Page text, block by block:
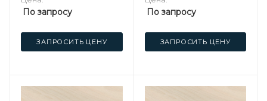
По запросу
ЗАПРОСИТЬ ЦЕНУ
По запросу
ЗАПРОСИТЬ ЦЕНУ